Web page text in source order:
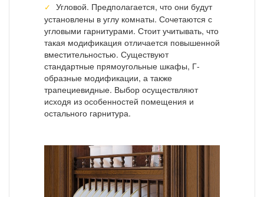
Угловой. Предполагается, что они будут
установлены в углу комнаты. Сочетаются с
угловыми гарнитурами. Стоит учитывать, что
такая модификация отличается повышенной
вместительностью. Существуют
стандартные прямоугольные шкафы, Г-
образные модификации, а также
трапециевидные. Выбор осуществляют
исходя из особенностей помещения и
остального гарнитура.